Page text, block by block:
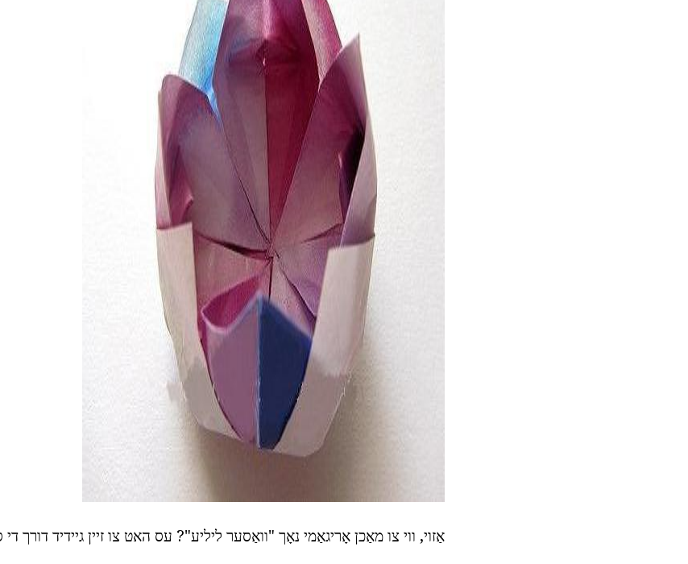
ad
אַזוי, ווי צו מאַכן אָריגאַמי נאָך "וואַסער ליליע"? עס האט צו זיין גיידיד